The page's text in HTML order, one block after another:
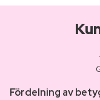
Fördelning av